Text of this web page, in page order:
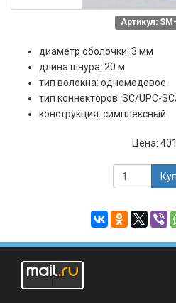
Артикул:
диаметр оболочки: 3 мм
длина шнура: 20 м
тип волокна: одномодовое
тип коннекторов: SC/UPC-
конструкция: симплексный
Цена: